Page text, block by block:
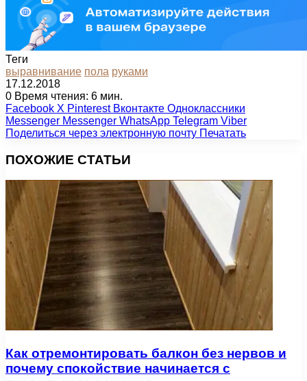
Теги
выравнивание пола руками
17.12.2018
0 Время чтения: 6 мин.
Facebook X Pinterest Вконтакте Одноклассники
Messenger Messenger WhatsApp Telegram Viber
Поделиться через электронную почту Печатать
ПОХОЖИЕ СТАТЬИ
Как отремонтировать балкон без нервов и
почему спокойствие начинается с